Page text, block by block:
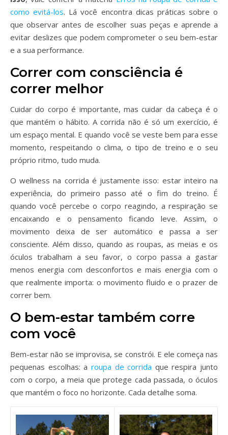
como evitá-los. Lá você encontra dicas práticas sobre o
que observar antes de escolher suas peças e aprende a
evitar deslizes que podem comprometer o seu bem-estar
e a sua performance.
Correr com consciência é
correr melhor
Cuidar do corpo é importante, mas cuidar da cabeça é o
que mantém o hábito. A corrida não é só um exercício, é
um espaço mental. E quando você se veste bem para esse
momento, respeitando o clima, o tipo de treino e o seu
próprio ritmo, tudo muda.
O wellness na corrida é justamente isso: estar inteiro na
experiência, do primeiro passo até o fim do treino. É
quando você percebe o corpo reagindo, a respiração se
encaixando e o pensamento ficando leve. Assim, o
movimento deixa de ser automático e passa a ser
consciente. Além disso, quando as roupas, as meias e os
óculos trabalham a seu favor, o corpo passa a gastar
menos energia com desconfortos e mais energia com o
que realmente importa: o movimento fluido e o prazer de
correr bem.
O bem-estar também corre
com você
Bem-estar não se improvisa, se constrói. E ele começa nas
pequenas escolhas: a roupa de corrida que respira junto
com o corpo, a meia que protege cada passada, o óculos
que mantém o foco no horizonte. Cada detalhe soma.